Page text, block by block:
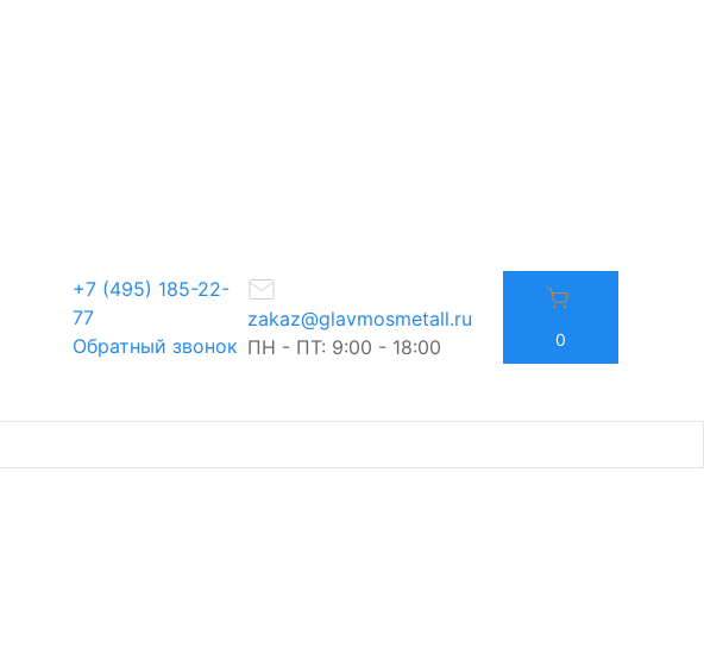
+7 (495) 185-22-
77
Обратный звонок
zakaz@glavmosmetall.ru
ПН - ПТ: 9:00 - 18:00
0